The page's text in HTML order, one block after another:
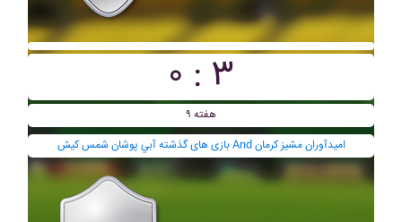
۰ : ۳
هفته ۹
بازی های گذشته آبي پوشان شمس کيش And اميدآوران مشيز کرمان